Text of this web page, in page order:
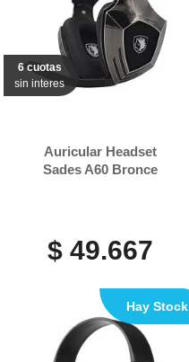
6 cuotas
sin interes
Auricular Headset
Sades A60 Bronce
$ 49.667
Hay Stock